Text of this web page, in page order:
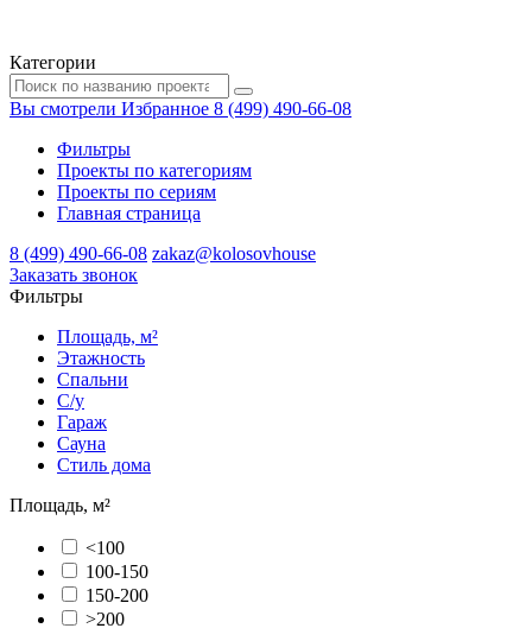
Категории
Вы смотрели Избранное 8 (499) 490-66-08
Фильтры
Проекты по категориям
Проекты по сериям
Главная страница
8 (499) 490-66-08 zakaz@kolosovhouse
3аказать звонок
Фильтры
Площадь, м²
Этажность
Спальни
С/у
Гараж
Сауна
Стиль дома
Площадь, м²
<100
100-150
150-200
>200